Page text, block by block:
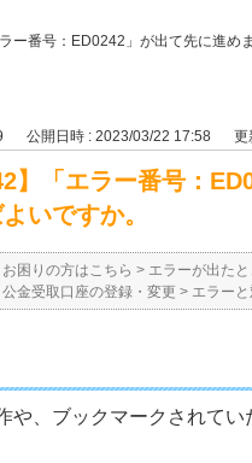
ー番号：ED0242」が出て先に進め
公開日時 : 2023/03/22 17:58 更
】「エラー番号：
いですか。
お困りの方はこちら > エラーが出たと
公金受取口座の登録・変更 > エラー
や、ブックマークされてい